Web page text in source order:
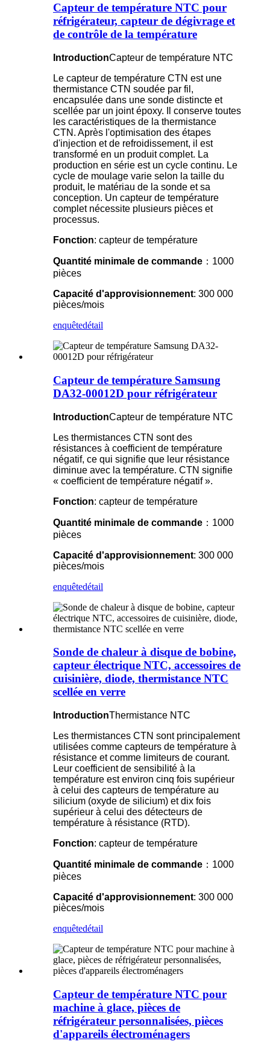
Capteur de température NTC pour
réfrigérateur, capteur de dégivrage et
de contrôle de la température
IntroductionCapteur de température NTC
Le capteur de température CTN est une
thermistance CTN soudée par fil,
encapsulée dans une sonde distincte et
scellée par un joint époxy. Il conserve toutes
les caractéristiques de la thermistance
CTN. Après l'optimisation des étapes
d'injection et de refroidissement, il est
transformé en un produit complet. La
production en série est un cycle continu. Le
cycle de moulage varie selon la taille du
produit, le matériau de la sonde et sa
conception. Un capteur de température
complet nécessite plusieurs pièces et
processus.
Fonction: capteur de température
Quantité minimale de commande ：1000
pièces
Capacité d'approvisionnement: 300 000
pièces/mois
enquêtedétail
Capteur de température Samsung
DA32-00012D pour réfrigérateur
IntroductionCapteur de température NTC
Les thermistances CTN sont des
résistances à coefficient de température
négatif, ce qui signifie que leur résistance
diminue avec la température. CTN signifie
« coefficient de température négatif ».
Fonction: capteur de température
Quantité minimale de commande ：1000
pièces
Capacité d'approvisionnement: 300 000
pièces/mois
enquêtedétail
Sonde de chaleur à disque de bobine,
capteur électrique NTC, accessoires de
cuisinière, diode, thermistance NTC
scellée en verre
IntroductionThermistance NTC
Les thermistances CTN sont principalement
utilisées comme capteurs de température à
résistance et comme limiteurs de courant.
Leur coefficient de sensibilité à la
température est environ cinq fois supérieur
à celui des capteurs de température au
silicium (oxyde de silicium) et dix fois
supérieur à celui des détecteurs de
température à résistance (RTD).
Fonction: capteur de température
Quantité minimale de commande ：1000
pièces
Capacité d'approvisionnement: 300 000
pièces/mois
enquêtedétail
Capteur de température NTC pour
machine à glace, pièces de
réfrigérateur personnalisées, pièces
d'appareils électroménagers